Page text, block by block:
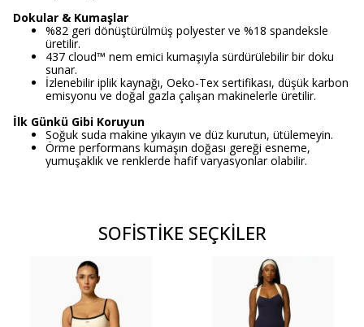
Dokular & Kumaşlar
%82 geri dönüştürülmüş polyester ve %18 spandeksle
üretilir.
437 cloud™ nem emici kumaşıyla sürdürülebilir bir doku
sunar.
İzlenebilir iplik kaynağı, Oeko-Tex sertifikası, düşük karbon
emisyonu ve doğal gazla çalışan makinelerle üretilir.
İlk Günkü Gibi Koruyun
Soğuk suda makine yıkayın ve düz kurutun, ütülemeyin.
Örme performans kumaşın doğası gereği esneme,
yumuşaklık ve renklerde hafif varyasyonlar olabilir.
SOFİSTİKE SEÇKİLER